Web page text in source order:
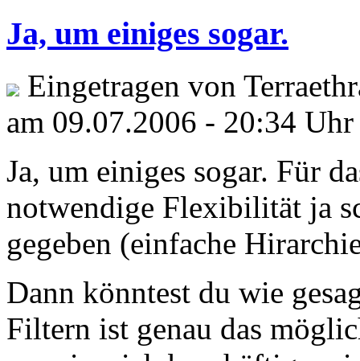
Ja, um einiges sogar.
Eingetragen von
am 09.07.2006 - 20:34 Uhr
Ja, um einiges sogar. Für
notwendige Flexibilität ja
gegeben (einfache
Dann könntest du wie
Filtern ist genau das